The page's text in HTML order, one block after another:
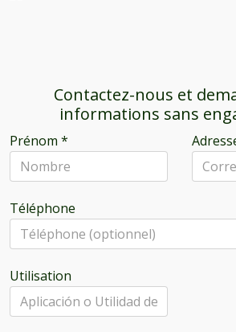
Contactez-nous et
informations sans
Prénom *
Téléphone
Utilisation